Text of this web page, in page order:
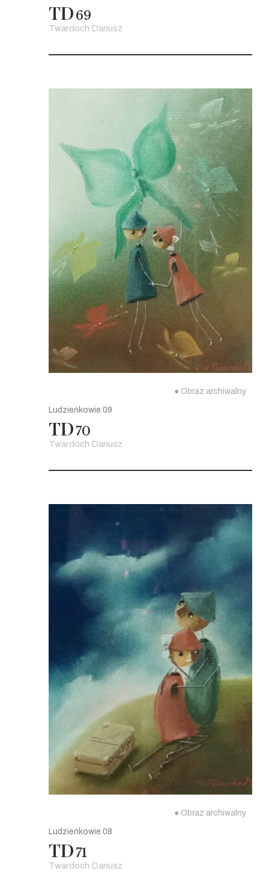
TD 69
Twardoch Dariusz
● Obraz archiwalny
Ludzieńkowie 09
TD70
Twardoch Dariusz
● Obraz archiwalny
Ludzieńkowie 08
TD71
Twardoch Dariusz